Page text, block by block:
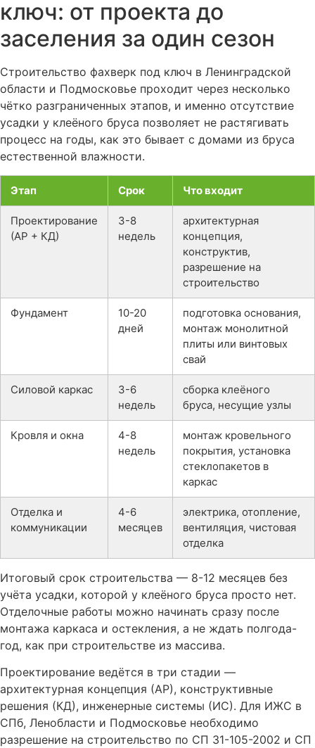
ключ: от проекта до
заселения за один сезон
Строительство фахверк под ключ в Ленинградской
области и Подмосковье проходит через несколько
чётко разграниченных этапов, и именно отсутствие
усадки у клеёного бруса позволяет не растягивать
процесс на годы, как это бывает с домами из бруса
естественной влажности.
Этап Срок Что входит
Проектирование
(АР + КД)
3-8
недель
архитектурная
концепция,
конструктив,
разрешение на
строительство
Фундамент
10-20
дней
подготовка основания,
монтаж монолитной
плиты или винтовых
свай
Силовой каркас
3-6
недель
сборка клеёного
бруса, несущие узлы
Кровля и окна
4-8
недель
монтаж кровельного
покрытия, установка
стеклопакетов в
каркас
Отделка и
коммуникации
4-6
месяцев
электрика, отопление,
вентиляция, чистовая
отделка
Итоговый срок строительства — 8-12 месяцев без
учёта усадки, которой у клеёного бруса просто нет.
Отделочные работы можно начинать сразу после
монтажа каркаса и остекления, а не ждать полгода-
год, как при строительстве из массива.
Проектирование ведётся в три стадии —
архитектурная концепция (АР), конструктивные
решения (КД), инженерные системы (ИС). Для ИЖС в
СПб, Ленобласти и Подмосковье необходимо
разрешение на строительство по СП 31-105-2002 и СП